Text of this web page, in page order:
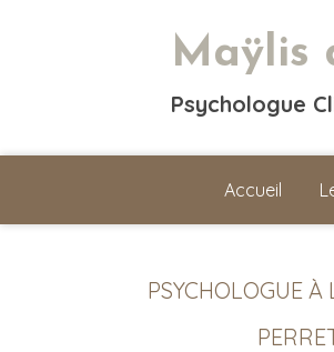
Maÿlis
Psychologue
Accueil
PSYCHOLOGUE À